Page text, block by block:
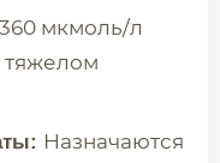
мкмоль/л
Назначаются